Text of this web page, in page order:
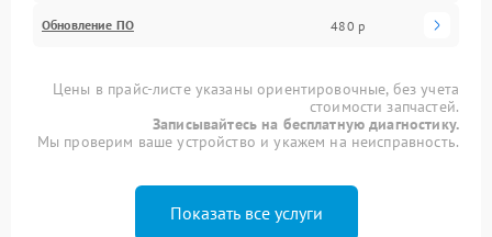
Обновление ПО 480 р
Цены в прайс-листе указаны ориентировочные, без учета
стоимости запчастей.
Записывайтесь на бесплатную диагностику.
Мы проверим ваше устройство и укажем на неисправность.
Показать все услуги